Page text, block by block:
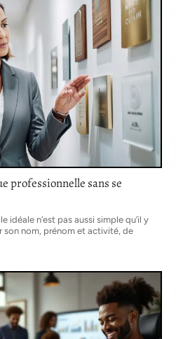
professionnelle sans se
idéale n’est pas aussi simple qu’il y
son nom, prénom et activité, de